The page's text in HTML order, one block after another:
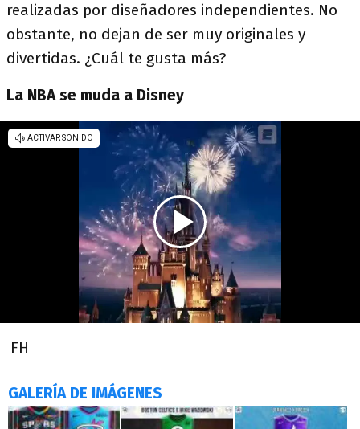
realizadas por diseñadores independientes. No
obstante, no dejan de ser muy originales y
divertidas. ¿Cuál te gusta más?
La NBA se muda a Disney
FH
GALERÍA DE IMÁGENES